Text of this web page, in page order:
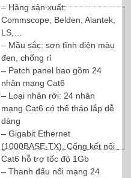
– Hãng sản xuất:
Commscope, Belden, Alantek,
LS,…
– Mầu sắc: sơn tĩnh điện màu
đen, chống rỉ
– Patch panel bao gồm 24
nhân mạng Cat6
– Loại nhân rời: 24 nhân
mạng Cat6 có thể tháo lắp dễ
dàng
– Gigabit Ethernet
(1000BASE-TX). Cổng kết nối
Cat6 hỗ trợ tốc độ 1Gb
– Thanh đấu nối mạng 24